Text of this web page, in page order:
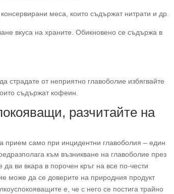
меса, които съдържат нитрати и др.
вкуса на храните. Обикновено се съдържа в
страдате от неприятно главоболие избягвайте
съдържат кофеин.
разчитайте на
прием само при инцидентни главоболия – един
към възникване на главоболие през
ви вкара в порочен кръг на все по-чести
може да се доверите на природния продукт
е, че с него се постига трайно